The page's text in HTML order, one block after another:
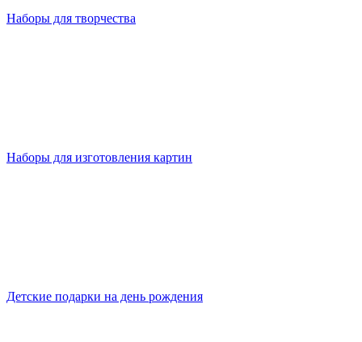
Наборы для творчества
Наборы для изготовления картин
Детские подарки на день рождения